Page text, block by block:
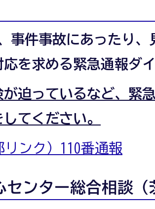
事件事故にあったり
応を求める緊急通報ダ
が迫っているなど、緊
てください。
リンク）110番通報
センター総合相談（